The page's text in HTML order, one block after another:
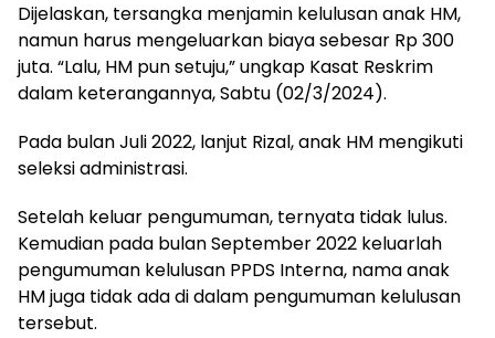
Dijelaskan, tersangka menjamin kelulusan anak HM,
namun harus mengeluarkan biaya sebesar Rp 300
juta. “Lalu, HM pun setuju,” ungkap Kasat Reskrim
dalam keterangannya, Sabtu (02/3/2024).
Pada bulan Juli 2022, lanjut Rizal, anak HM mengikuti
seleksi administrasi.
Setelah keluar pengumuman, ternyata tidak lulus.
Kemudian pada bulan September 2022 keluarlah
pengumuman kelulusan PPDS Interna, nama anak
HM juga tidak ada di dalam pengumuman kelulusan
tersebut.